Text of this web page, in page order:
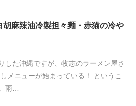
麻辣油冷製担々麺・赤猫の冷や
した沖縄ですが、牧志のラーメン屋さ
メニューが始まっている！ というこ
雨…